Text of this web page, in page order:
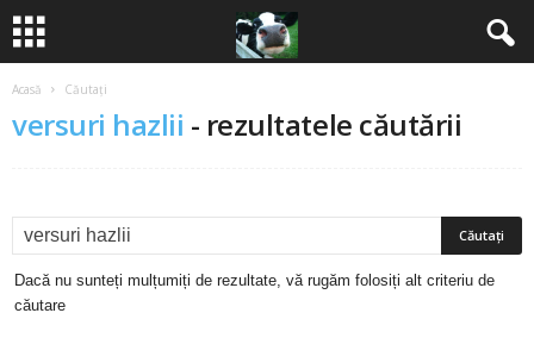
Acasă Căutați
versuri hazlii - rezultatele căutării
Dacă nu sunteți mulțumiți de rezultate, vă rugăm folosiți alt criteriu de
căutare